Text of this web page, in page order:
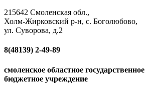
215642 Смоленская обл.,
Холм-Жирковский р-н, с. Боголюбово,
ул. Суворова, д.2
8(48139) 2-49-89
смоленское областное государственное
бюджетное учреждение